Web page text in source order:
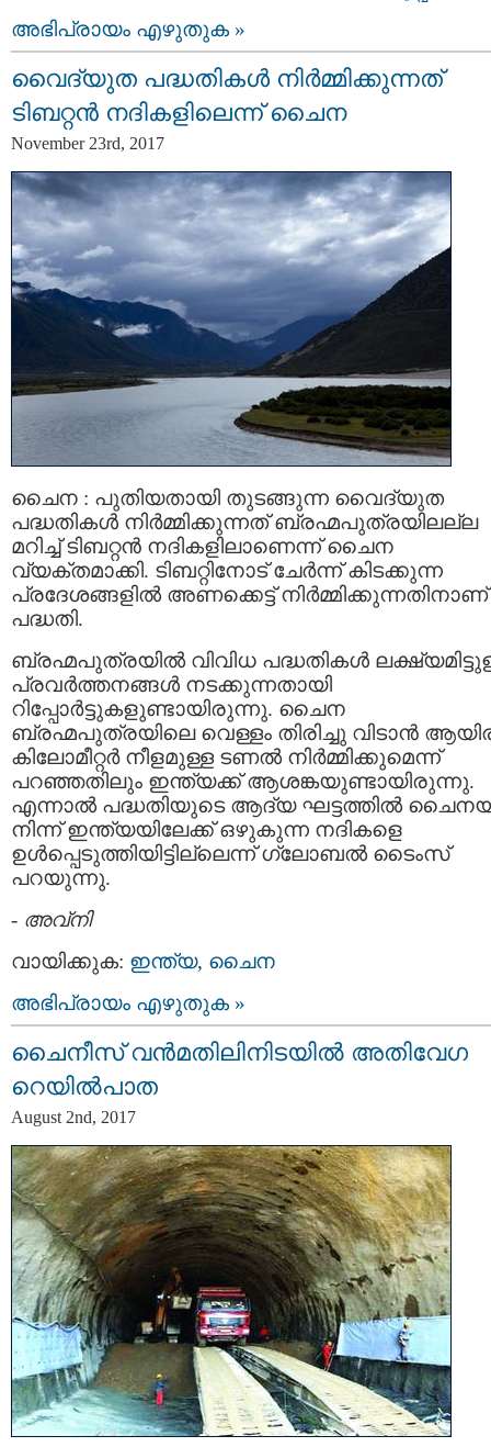
അഭിപ്രായം എഴുതുക »
വൈദ്യുത പദ്ധതികൾ നിർമ്മിക്കുന്നത്
ടിബറ്റൻ നദികളിലെന്ന് ചൈന
November 23rd, 2017
ചൈന : പുതിയതായി തുടങ്ങുന്ന വൈദ്യുത
പദ്ധതികൾ നിർമ്മിക്കുന്നത് ബ്രഹ്മപുത്രയിലല്ല
മറിച്ച് ടിബറ്റൻ നദികളിലാണെന്ന് ചൈന
വ്യക്തമാക്കി. ടിബറ്റിനോട് ചേർന്ന് കിടക്കുന്ന
പ്രദേശങ്ങളിൽ അണക്കെട്ട് നിർമ്മിക്കുന്നതിനാണ്
പദ്ധതി.
ബ്രഹ്മപുത്രയിൽ വിവിധ പദ്ധതികൾ
പ്രവർത്തനങ്ങൾ നടക്കുന്നതായി
റിപ്പോർട്ടുകളുണ്ടായിരുന്നു. ചൈന
ബ്രഹ്മപുത്രയിലെ വെള്ളം തിരിച്ചു വിടാൻ
കിലോമീറ്റർ നീളമുള്ള ടണൽ നിർമ്മിക്കുമെന്ന്
പറഞ്ഞതിലും ഇന്ത്യക്ക് ആശങ്കയുണ്ടായിരുന്നു.
എന്നാൽ പദ്ധതിയുടെ ആദ്യ ഘട്ടത്തിൽ
നിന്ന് ഇന്ത്യയിലേക്ക് ഒഴുകുന്ന നദികളെ
ഉൾപ്പെടുത്തിയിട്ടില്ലെന്ന് ഗ്ലോബൽ ടൈംസ്
പറയുന്നു.
- അവ്നി
വായിക്കുക: ഇന്ത്യ, ചൈന
അഭിപ്രായം എഴുതുക »
ചൈനീസ് വന്‍മതിലിനിടയില്‍ അതിവേഗ
റെയില്‍പാത
August 2nd, 2017